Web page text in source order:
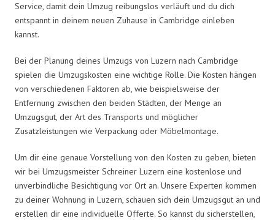
Service, damit dein Umzug reibungslos verläuft und du dich
entspannt in deinem neuen Zuhause in Cambridge einleben
kannst.
Bei der Planung deines Umzugs von Luzern nach Cambridge
spielen die Umzugskosten eine wichtige Rolle. Die Kosten hängen
von verschiedenen Faktoren ab, wie beispielsweise der
Entfernung zwischen den beiden Städten, der Menge an
Umzugsgut, der Art des Transports und möglicher
Zusatzleistungen wie Verpackung oder Möbelmontage.
Um dir eine genaue Vorstellung von den Kosten zu geben, bieten
wir bei Umzugsmeister Schreiner Luzern eine kostenlose und
unverbindliche Besichtigung vor Ort an. Unsere Experten kommen
zu deiner Wohnung in Luzern, schauen sich dein Umzugsgut an und
erstellen dir eine individuelle Offerte. So kannst du sicherstellen,